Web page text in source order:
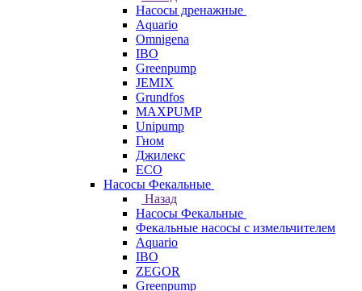
Насосы дренажные
Aquario
Omnigena
IBO
Greenpump
JEMIX
Grundfos
MAXPUMP
Unipump
Гном
Джилекс
ECO
Насосы Фекальные
Назад
Насосы Фекальные
Фекальные насосы с измельчителем
Aquario
IBO
ZEGOR
Greenpump